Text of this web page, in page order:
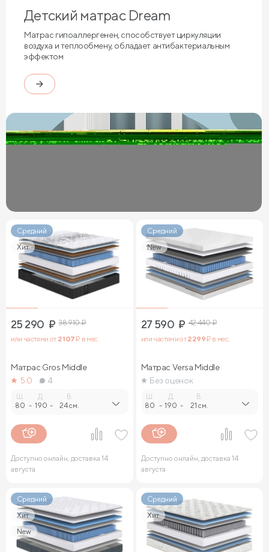
Детский матрас Dream
Матрас гипоаллергенен, способствует циркуляции
воздуха и теплообмену, обладает антибактериальным
эффектом
Средний
Хит
25 290 ₽ 38 910₽
или частями от 2 107₽ в мес.
Матрас Gros Middle
5.0
4
80 -
Д.
190 -
В.
24 см.
Доступно онлайн, доставка 14
августа
Средний
New
27 590 ₽ 42 440₽
или частями от2 299₽ в мес.
Матрас Versa Middle
Без оценок
80 -
Д.
190 -
В.
21 см.
Доступно онлайн, доставка 14
августа
Средний
Хит
New
Средний
Хит